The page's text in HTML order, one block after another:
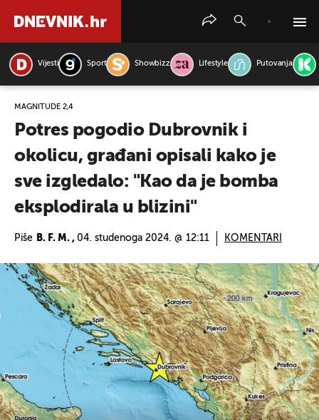
Vijesti Sport Showbizz Lifestyle Putovanja
MAGNITUDE 2,4
Potres pogodio Dubrovnik i
okolicu, građani opisali kako je
sve izgledalo: "Kao da je bomba
eksplodirala u blizini"
Piše B. F. M. , 04. studenoga 2024. @ 12:11 KOMENTARI
PRETRAŽITE VIJESTI